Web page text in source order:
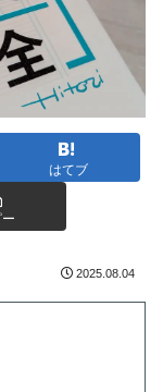
はてブ
2025.08.04